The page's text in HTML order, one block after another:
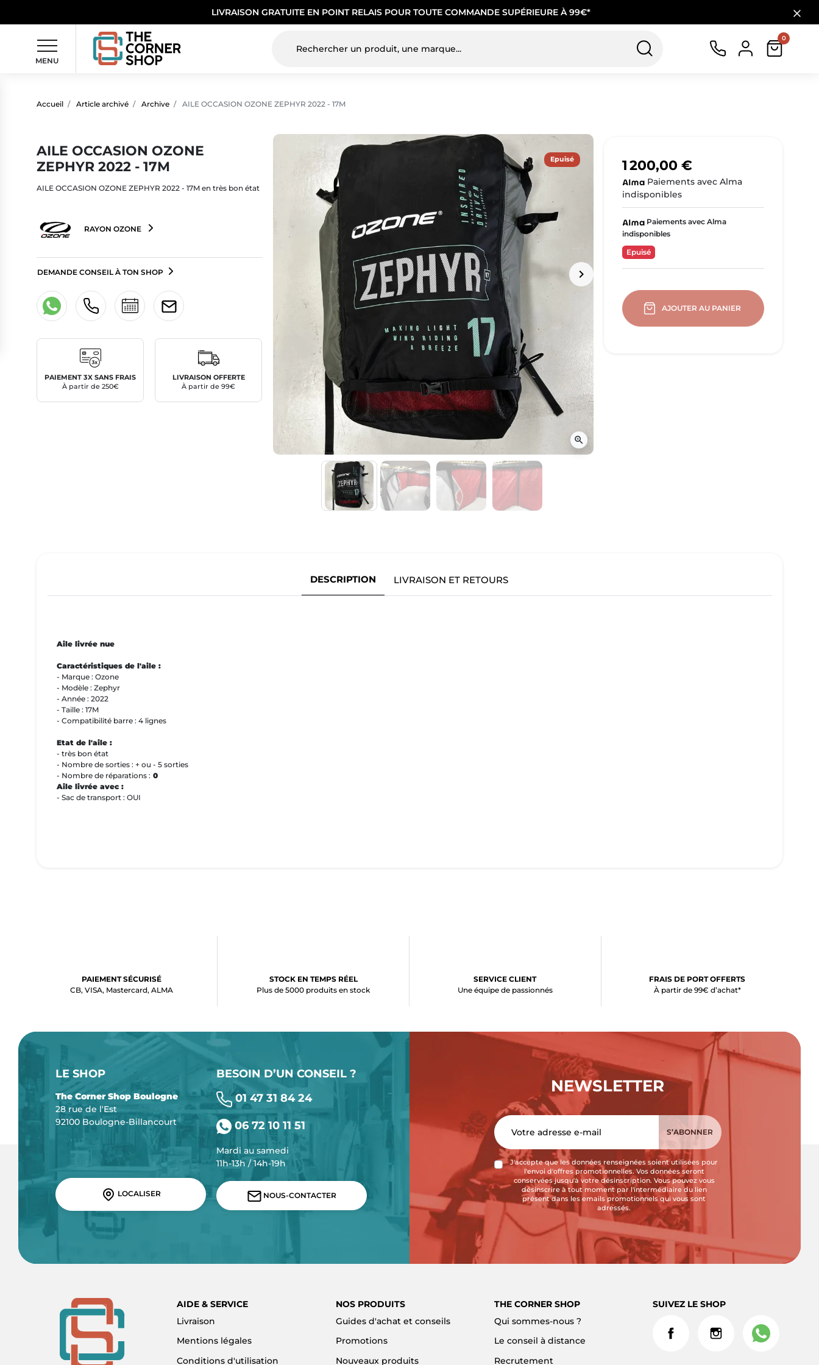
LIVRAISON GRATUITE EN POINT RELAIS POUR TOUTE COMMANDE SUPÉRIEURE À 99€*
MENU
0
Accueil Article archivé Archive AILE OCCASION OZONE ZEPHYR 2022 - 17M
Epuisé
Suivant
keyboard_arrow_right
zoom_in
AILE OCCASION OZONE
ZEPHYR 2022 - 17M
AILE OCCASION OZONE ZEPHYR 2022 - 17M en très bon état
RAYON OZONE
DEMANDE CONSEIL À TON SHOP
PAIEMENT 3X SANS FRAIS
À partir de 250€
LIVRAISON OFFERTE
À partir de 99€
1 200,00 €
Paiements avec Alma
indisponibles
Paiements avec Alma
indisponibles
Epuisé
AJOUTER AU PANIER
DESCRIPTION LIVRAISON ET RETOURS
Aile livrée nue
Caractéristiques de l'aile :
- Marque : Ozone
- Modèle : Zephyr
- Année : 2022
- Taille : 17M
- Compatibilité barre : 4 lignes
Etat de l'aile :
- très bon état
- Nombre de sorties : + ou - 5 sorties
- Nombre de réparations : 0
Aile livrée avec :
- Sac de transport : OUI
PAIEMENT SÉCURISÉ
CB, VISA, Mastercard, ALMA
STOCK EN TEMPS RÉEL
Plus de 5000 produits en stock
SERVICE CLIENT
Une équipe de passionnés
FRAIS DE PORT OFFERTS
À partir de 99€ d’achat*
LE SHOP
The Corner Shop Boulogne
28 rue de l'Est
92100 Boulogne-Billancourt
LOCALISER
BESOIN D’UN CONSEIL ?
01 47 31 84 24
06 72 10 11 51
Mardi au samedi
11h-13h / 14h-19h
NOUS-CONTACTER
NEWSLETTER
J'accepte que les données renseignées soient utilisées pour
l'envoi d'offres promotionnelles. Vos données seront
conservées jusqu'à votre désinscription. Vous pouvez vous
désinscrire à tout moment par l'intermédiaire du lien
présent dans les emails promotionnels qui vous sont
adressés.
AIDE & SERVICE
Livraison
Mentions légales
Conditions d'utilisation
NOS PRODUITS
Guides d'achat et conseils
Promotions
Nouveaux produits
THE CORNER SHOP
Qui sommes-nous ?
Le conseil à distance
Recrutement
SUIVEZ LE SHOP